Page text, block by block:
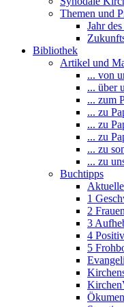
Themen und
Jahr
Bibliothek
Artikel und
... von
... über
... zum
... zu
... zu
... zu
... zu
... zu
Buchtipps
1
2
3
4
5